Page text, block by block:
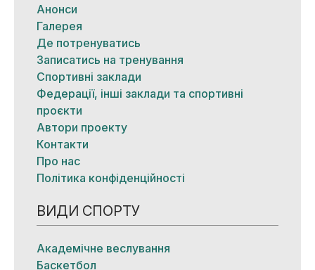
Анонси
Галерея
Де потренуватись
Записатись на тренування
Спортивні заклади
Федерації, інші заклади та спортивні
проєкти
Автори проекту
Контакти
Про нас
Політика конфіденційності
ВИДИ СПОРТУ
Академічне веслування
Баскетбол